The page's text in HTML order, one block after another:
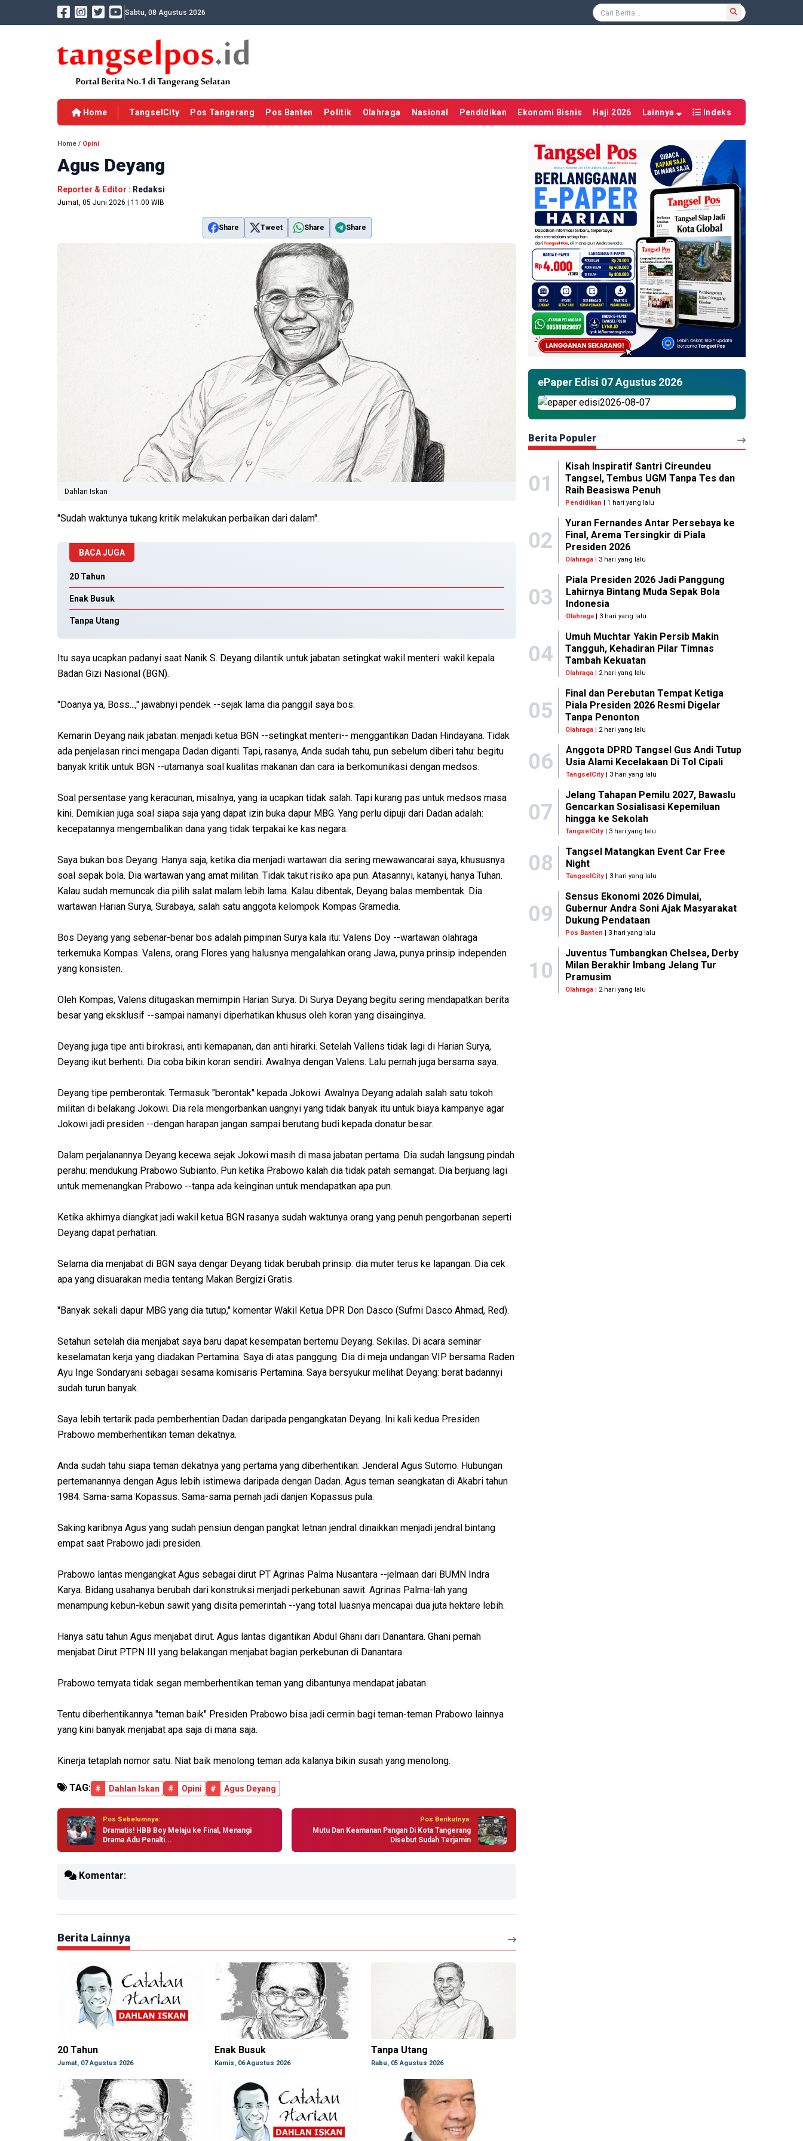
Sabtu, 08 Agustus 2026
Home TangselCity Pos Tangerang Pos Banten Politik Olahraga Nasional Pendidikan Ekonomi Bisnis Haji 2026 Lainnya Indeks
Home / Opini
Agus Deyang
Reporter & Editor : Redaksi
Jumat, 05 Juni 2026 | 11:00 WIB
Share Tweet Share Share
Dahlan Iskan
"Sudah waktunya tukang kritik melakukan perbaikan dari dalam".
BACA JUGA
20 Tahun
Enak Busuk
Tanpa Utang
Itu saya ucapkan padanyi saat Nanik S. Deyang dilantik untuk jabatan setingkat wakil menteri: wakil kepala
Badan Gizi Nasional (BGN).
"Doanya ya, Boss...," jawabnyi pendek --sejak lama dia panggil saya bos.
Kemarin Deyang naik jabatan: menjadi ketua BGN --setingkat menteri-- menggantikan Dadan Hindayana. Tidak
ada penjelasan rinci mengapa Dadan diganti. Tapi, rasanya, Anda sudah tahu, pun sebelum diberi tahu: begitu
banyak kritik untuk BGN --utamanya soal kualitas makanan dan cara ia berkomunikasi dengan medsos.
Soal persentase yang keracunan, misalnya, yang ia ucapkan tidak salah. Tapi kurang pas untuk medsos masa
kini. Demikian juga soal siapa saja yang dapat izin buka dapur MBG. Yang perlu dipuji dari Dadan adalah:
kecepatannya mengembalikan dana yang tidak terpakai ke kas negara.
Saya bukan bos Deyang. Hanya saja, ketika dia menjadi wartawan dia sering mewawancarai saya, khususnya
soal sepak bola. Dia wartawan yang amat militan. Tidak takut risiko apa pun. Atasannyi, katanyi, hanya Tuhan.
Kalau sudah memuncak dia pilih salat malam lebih lama. Kalau dibentak, Deyang balas membentak. Dia
wartawan Harian Surya, Surabaya, salah satu anggota kelompok Kompas Gramedia.
Bos Deyang yang sebenar-benar bos adalah pimpinan Surya kala itu: Valens Doy --wartawan olahraga
terkemuka Kompas. Valens, orang Flores yang halusnya mengalahkan orang Jawa, punya prinsip independen
yang konsisten.
Oleh Kompas, Valens ditugaskan memimpin Harian Surya. Di Surya Deyang begitu sering mendapatkan berita
besar yang eksklusif --sampai namanyi diperhatikan khusus oleh koran yang disainginya.
Deyang juga tipe anti birokrasi, anti kemapanan, dan anti hirarki. Setelah Vallens tidak lagi di Harian Surya,
Deyang ikut berhenti. Dia coba bikin koran sendiri. Awalnya dengan Valens. Lalu pernah juga bersama saya.
Deyang tipe pemberontak. Termasuk "berontak" kepada Jokowi. Awalnya Deyang adalah salah satu tokoh
militan di belakang Jokowi. Dia rela mengorbankan uangnyi yang tidak banyak itu untuk biaya kampanye agar
Jokowi jadi presiden --dengan harapan jangan sampai berutang budi kepada donatur besar.
Dalam perjalanannya Deyang kecewa sejak Jokowi masih di masa jabatan pertama. Dia sudah langsung pindah
perahu: mendukung Prabowo Subianto. Pun ketika Prabowo kalah dia tidak patah semangat. Dia berjuang lagi
untuk memenangkan Prabowo --tanpa ada keinginan untuk mendapatkan apa pun.
Ketika akhirnya diangkat jadi wakil ketua BGN rasanya sudah waktunya orang yang penuh pengorbanan seperti
Deyang dapat perhatian.
Selama dia menjabat di BGN saya dengar Deyang tidak berubah prinsip: dia muter terus ke lapangan. Dia cek
apa yang disuarakan media tentang Makan Bergizi Gratis.
"Banyak sekali dapur MBG yang dia tutup," komentar Wakil Ketua DPR Don Dasco (Sufmi Dasco Ahmad, Red).
Setahun setelah dia menjabat saya baru dapat kesempatan bertemu Deyang. Sekilas. Di acara seminar
keselamatan kerja yang diadakan Pertamina. Saya di atas panggung. Dia di meja undangan VIP bersama Raden
Ayu Inge Sondaryani sebagai sesama komisaris Pertamina. Saya bersyukur melihat Deyang: berat badannyi
sudah turun banyak.
Saya lebih tertarik pada pemberhentian Dadan daripada pengangkatan Deyang. Ini kali kedua Presiden
Prabowo memberhentikan teman dekatnya.
Anda sudah tahu siapa teman dekatnya yang pertama yang diberhentikan: Jenderal Agus Sutomo. Hubungan
pertemanannya dengan Agus lebih istimewa daripada dengan Dadan. Agus teman seangkatan di Akabri tahun
1984. Sama-sama Kopassus. Sama-sama pernah jadi danjen Kopassus pula.
Saking karibnya Agus yang sudah pensiun dengan pangkat letnan jendral dinaikkan menjadi jendral bintang
empat saat Prabowo jadi presiden.
Prabowo lantas mengangkat Agus sebagai dirut PT Agrinas Palma Nusantara --jelmaan dari BUMN Indra
Karya. Bidang usahanya berubah dari konstruksi menjadi perkebunan sawit. Agrinas Palma-lah yang
menampung kebun-kebun sawit yang disita pemerintah --yang total luasnya mencapai dua juta hektare lebih.
Hanya satu tahun Agus menjabat dirut. Agus lantas digantikan Abdul Ghani dari Danantara. Ghani pernah
menjabat Dirut PTPN III yang belakangan menjabat bagian perkebunan di Danantara.
Prabowo ternyata tidak segan memberhentikan teman yang dibantunya mendapat jabatan.
Tentu diberhentikannya "teman baik" Presiden Prabowo bisa jadi cermin bagi teman-teman Prabowo lainnya
yang kini banyak menjabat apa saja di mana saja.
Kinerja tetaplah nomor satu. Niat baik menolong teman ada kalanya bikin susah yang menolong.
TAG: # Dahlan Iskan # Opini # Agus Deyang
Pos Sebelumnya:
Dramatis! HBB Boy Melaju ke Final, Menangi
Drama Adu Penalti...
Pos Berikutnya:
Mutu Dan Keamanan Pangan Di Kota Tangerang
Disebut Sudah Terjamin
Komentar:
Berita Lainnya
20 Tahun
Jumat, 07 Agustus 2026
Enak Busuk
Kamis, 06 Agustus 2026
Tanpa Utang
Rabu, 05 Agustus 2026
ePaper Edisi 07 Agustus 2026
Berita Populer
01
Kisah Inspiratif Santri Cireundeu
Tangsel, Tembus UGM Tanpa Tes dan
Raih Beasiswa Penuh
Pendidikan | 1 hari yang lalu
02
Yuran Fernandes Antar Persebaya ke
Final, Arema Tersingkir di Piala
Presiden 2026
Olahraga | 3 hari yang lalu
03
Piala Presiden 2026 Jadi Panggung
Lahirnya Bintang Muda Sepak Bola
Indonesia
Olahraga| 3 hari yang lalu
04
Umuh Muchtar Yakin Persib Makin
Tangguh, Kehadiran Pilar Timnas
Tambah Kekuatan
Olahraga | 2 hari yang lalu
05
Final dan Perebutan Tempat Ketiga
Piala Presiden 2026 Resmi Digelar
Tanpa Penonton
Olahraga | 2 hari yang lalu
06
Anggota DPRD Tangsel Gus Andi Tutup
Usia Alami Kecelakaan Di Tol Cipali
TangselCity| 3 hari yang lalu
07
Jelang Tahapan Pemilu 2027, Bawaslu
Gencarkan Sosialisasi Kepemiluan
hingga ke Sekolah
TangselCity | 3 hari yang lalu
08
Tangsel Matangkan Event Car Free
Night
TangselCity| 3 hari yang lalu
09
Sensus Ekonomi 2026 Dimulai,
Gubernur Andra Soni Ajak Masyarakat
Dukung Pendataan
Pos Banten | 3 hari yang lalu
10
Juventus Tumbangkan Chelsea, Derby
Milan Berakhir Imbang Jelang Tur
Pramusim
Olahraga | 2 hari yang lalu